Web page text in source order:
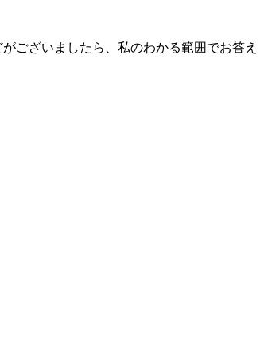
ございましたら、私のわかる範囲でお答え